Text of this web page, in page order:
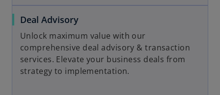
Deal Advisory
Unlock maximum value with our
comprehensive deal advisory & transaction
services. Elevate your business deals from
strategy to implementation.